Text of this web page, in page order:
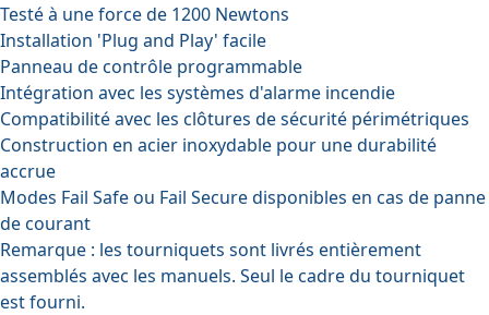
Testé à une force de 1200 Newtons
Installation 'Plug and Play' facile
Panneau de contrôle programmable
Intégration avec les systèmes d'alarme incendie
Compatibilité avec les clôtures de sécurité périmétriques
Construction en acier inoxydable pour une durabilité
accrue
Modes Fail Safe ou Fail Secure disponibles en cas de panne
de courant
Remarque : les tourniquets sont livrés entièrement
assemblés avec les manuels. Seul le cadre du tourniquet
est fourni.